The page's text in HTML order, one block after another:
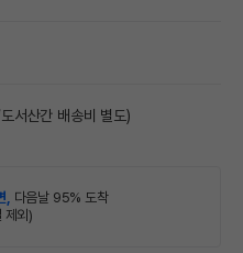
서산간 배송비 별도)
, 다음날 95% 도착
제외)